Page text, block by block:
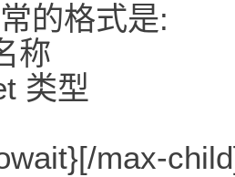
的格式是:
称
类型
max-